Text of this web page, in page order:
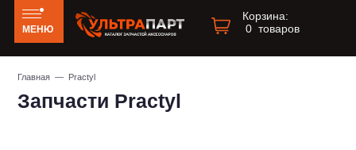
МЕНЮ
Корзина:
0 товаров
Главная — Practyl
Запчасти Practyl